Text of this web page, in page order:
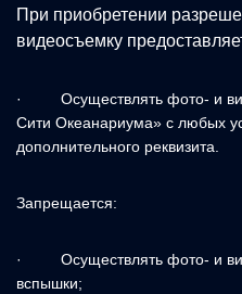
При приобретении
видеосъемку
· Осуществлять фото- и
Сити Океанариума» с любых
дополнительного реквизита.
Запрещается:
· Осуществлять фото- и
вспышки;